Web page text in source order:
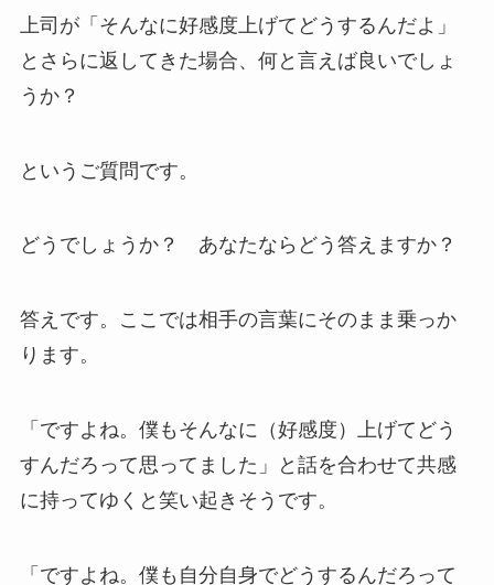
上司が「そんなに好感度上げてどうするんだよ」
とさらに返してきた場合、何と言えば良いでしょ
うか？
というご質問です。
どうでしょうか？ あなたならどう答えますか？
答えです。ここでは相手の言葉にそのまま乗っか
ります。
「ですよね。僕もそんなに（好感度）上げてどう
すんだろって思ってました」と話を合わせて共感
に持ってゆくと笑い起きそうです。
「ですよね。僕も自分自身でどうするんだろって